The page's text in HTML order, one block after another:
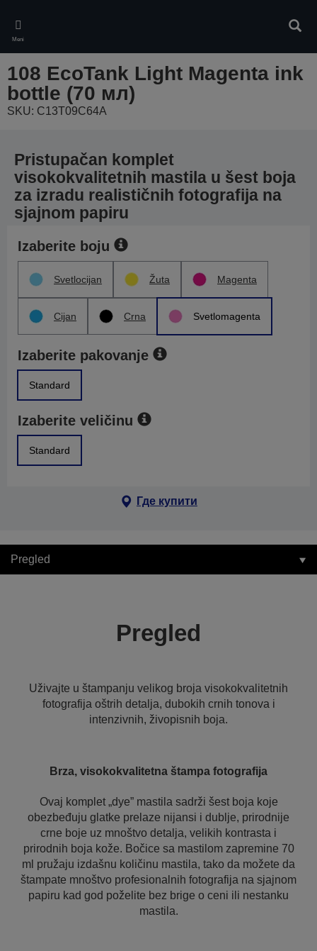
main
content
Meni
108 EcoTank Light Magenta ink
bottle (70 мл)
SKU: C13T09C64A
Pristupačan komplet
visokokvalitetnih mastila u šest boja
za izradu realističnih fotografija na
sjajnom papiru
Izaberite boju
Svetlocijan Žuta Magenta
Cijan Crna Svetlomagenta
Izaberite pakovanje
Standard
Izaberite veličinu
Standard
Где купити
Pregled
Pregled
Uživajte u štampanju velikog broja visokokvalitetnih
fotografija oštrih detalja, dubokih crnih tonova i
intenzivnih, živopisnih boja.
Brza, visokokvalitetna štampa fotografija
Ovaj komplet „dye” mastila sadrži šest boja koje
obezbeđuju glatke prelaze nijansi i dublje, prirodnije
crne boje uz mnoštvo detalja, velikih kontrasta i
prirodnih boja kože. Bočice sa mastilom zapremine 70
ml pružaju izdašnu količinu mastila, tako da možete da
štampate mnoštvo profesionalnih fotografija na sjajnom
papiru kad god poželite bez brige o ceni ili nestanku
mastila.